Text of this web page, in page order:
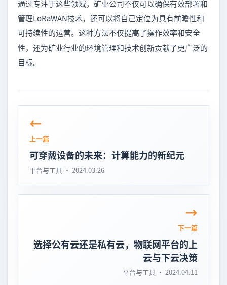
通过专注于这些领域，矿业公司不仅可以确保有效部署和
管理LoRaWAN技术，还可以将自己定位为具有前瞻性和
可持续性的运营。这种方法不仅提高了操作效率和安全
性，还为矿业行业的环境管理和技术创新贡献了更广泛的
目标。
上一篇
可穿戴设备的未来：计算能力的新纪元
平台与工具 · 2024.03.26
下一篇
选择公有云还是私有云，物联网平台的上
云与下云决策
平台与工具 · 2024.04.11